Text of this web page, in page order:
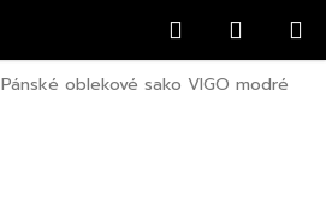
Hledat
KOŠÍK
Pánské oblekové sako VIGO modré